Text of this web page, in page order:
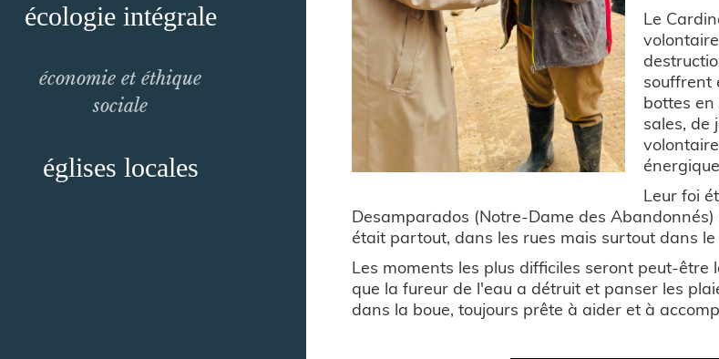
écologie intégrale
économie et éthique
sociale
églises locales
Le
souffrent
bottes
sales, de
Leur foi
Desamparados (Notre-Dame des
était partout, dans les rues mais surtout dans
Les moments les plus difficiles seront peut-
que la fureur de l'eau a détruit et panser les
dans la boue, toujours prête à aider et à